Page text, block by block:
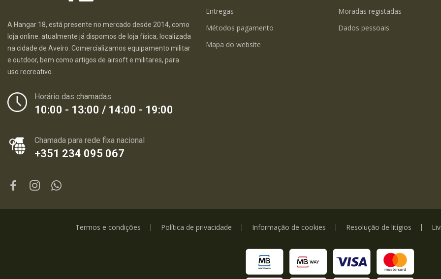
A Hangar 18, está presente no mercado desde 2014, como
loja online. atualmente já dispomos de loja física, localizada
na cidade de Aveiro. Comercializamos equipamento militar
e outdoor, bem como artigos de airsoft e militares, para
uso recreativo.
Horário das chamadas
10:00 - 13:00 / 14:00 - 19:00
Chamada para rede fixa nacional
+351 234 095 067
Entregas
Métodos pagamento
Mapa do website
Moradas registadas
Dados pessoais
Termos e condições Política de privacidade Informação de cookies Resolução de litígios